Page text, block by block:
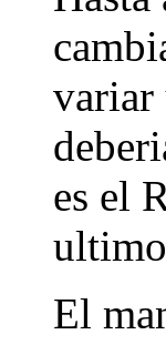
variar
es el
El